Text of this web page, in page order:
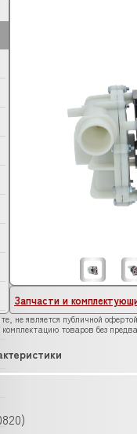
Запчасти и
не является публичной
товаров без